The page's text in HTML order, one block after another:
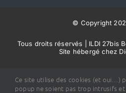
© Copyright
Tous droits réservés | ILDI 27bis
Site hébergé chez
Ce site utilise des cookies (et oui…)
popup ne soient pas trop intrusifs